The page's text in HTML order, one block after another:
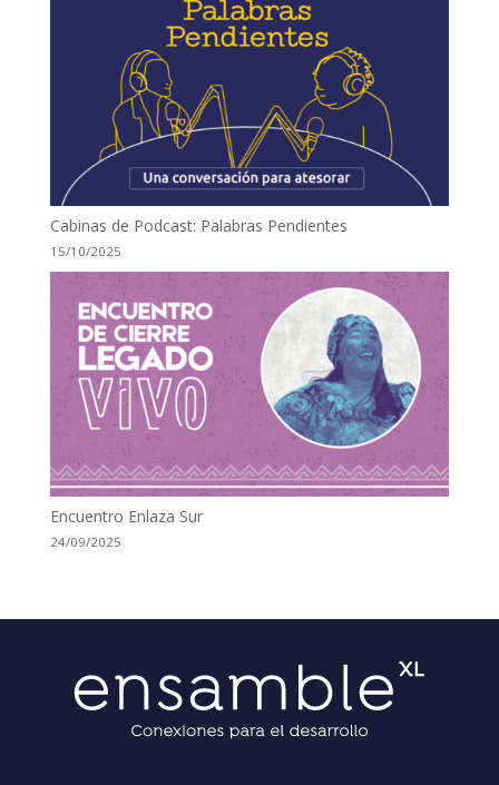
Cabinas de Podcast: Palabras Pendientes
15/10/2025
Encuentro Enlaza Sur
24/09/2025